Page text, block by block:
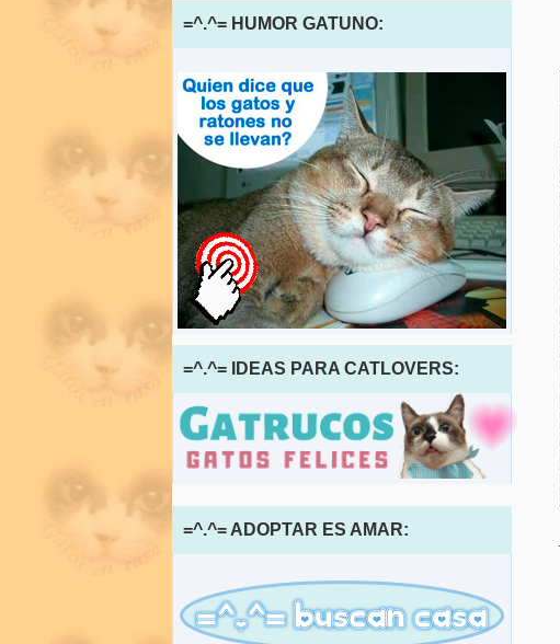
=^.^= HUMOR GATUNO:
=^.^= IDEAS PARA CATLOVERS:
=^.^= ADOPTAR ES AMAR: